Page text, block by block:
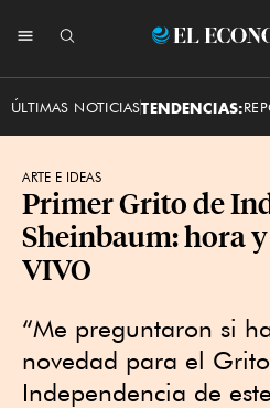
El
ÚLTIMAS NOTICIASTENDENCIAS:
ARTE E IDEAS
Primer Grito de
Sheinbaum: hora
VIVO
“Me preguntaron si
novedad para el
Independencia de